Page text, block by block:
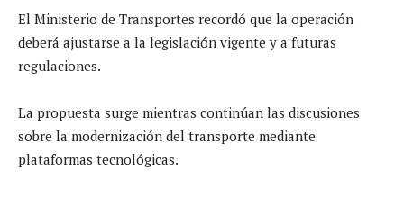
El Ministerio de Transportes recordó que la operación
deberá ajustarse a la legislación vigente y a futuras
regulaciones.
La propuesta surge mientras continúan las discusiones
sobre la modernización del transporte mediante
plataformas tecnológicas.